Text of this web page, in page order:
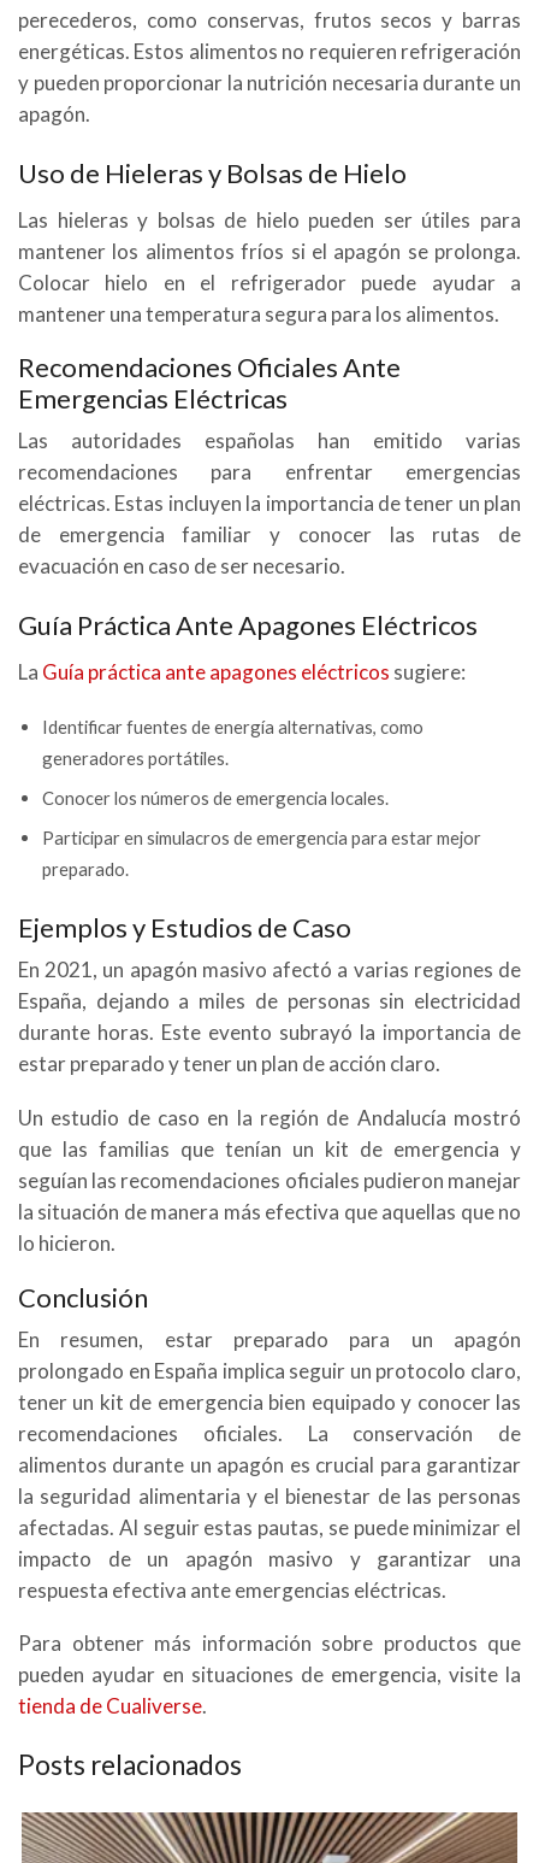
perecederos, como conservas, frutos secos y barras
energéticas. Estos alimentos no requieren refrigeración
y pueden proporcionar la nutrición necesaria durante un
apagón.
Uso de Hieleras y Bolsas de Hielo
Las hieleras y bolsas de hielo pueden ser útiles para
mantener los alimentos fríos si el apagón se prolonga.
Colocar hielo en el refrigerador puede ayudar a
mantener una temperatura segura para los alimentos.
Recomendaciones Oficiales Ante
Emergencias Eléctricas
Las autoridades españolas han emitido varias
recomendaciones para enfrentar emergencias
eléctricas. Estas incluyen la importancia de tener un plan
de emergencia familiar y conocer las rutas de
evacuación en caso de ser necesario.
Guía Práctica Ante Apagones Eléctricos
La Guía práctica ante apagones eléctricos sugiere:
Identificar fuentes de energía alternativas, como
generadores portátiles.
Conocer los números de emergencia locales.
Participar en simulacros de emergencia para estar mejor
preparado.
Ejemplos y Estudios de Caso
En 2021, un apagón masivo afectó a varias regiones de
España, dejando a miles de personas sin electricidad
durante horas. Este evento subrayó la importancia de
estar preparado y tener un plan de acción claro.
Un estudio de caso en la región de Andalucía mostró
que las familias que tenían un kit de emergencia y
seguían las recomendaciones oficiales pudieron manejar
la situación de manera más efectiva que aquellas que no
lo hicieron.
Conclusión
En resumen, estar preparado para un apagón
prolongado en España implica seguir un protocolo claro,
tener un kit de emergencia bien equipado y conocer las
recomendaciones oficiales. La conservación de
alimentos durante un apagón es crucial para garantizar
la seguridad alimentaria y el bienestar de las personas
afectadas. Al seguir estas pautas, se puede minimizar el
impacto de un apagón masivo y garantizar una
respuesta efectiva ante emergencias eléctricas.
Para obtener más información sobre productos que
pueden ayudar en situaciones de emergencia, visite la
tienda de Cualiverse.
Posts relacionados